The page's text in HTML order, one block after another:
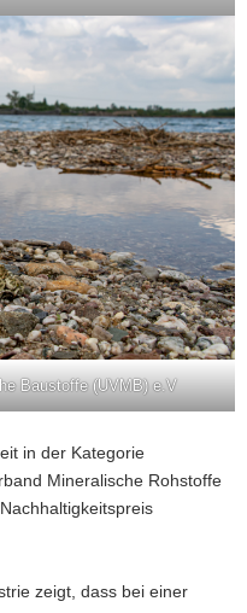
Baustoffe (UVMB) e.V
in der Kategorie
Mineralische Rohstoffe
zeigt, dass bei einer